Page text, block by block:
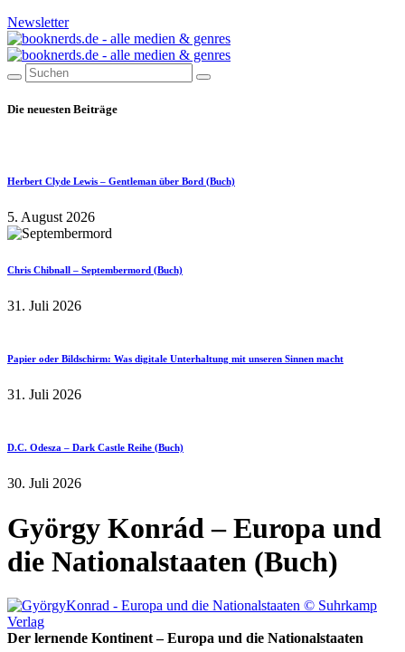
Newsletter
Die neuesten Beiträge
Herbert Clyde Lewis – Gentleman über Bord (Buch)
5. August 2026
Chris Chibnall – Septembermord (Buch)
31. Juli 2026
Papier oder Bildschirm: Was digitale Unterhaltung mit unseren Sinnen macht
31. Juli 2026
D.C. Odesza – Dark Castle Reihe (Buch)
30. Juli 2026
György Konrád – Europa und
die Nationalstaaten (Buch)
Der lernende Kontinent – Europa und die Nationalstaaten